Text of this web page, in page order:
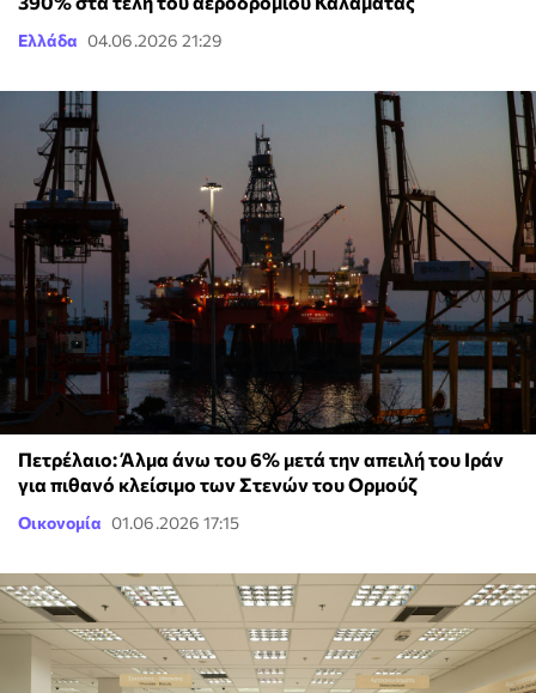
Ελλάδα 04.06.2026 21:29
Πετρέλαιο: Άλμα άνω του 6% μετά την απειλή του Ιράν
για πιθανό κλείσιμο των Στενών του Ορμούζ
Οικονομία 01.06.2026 17:15